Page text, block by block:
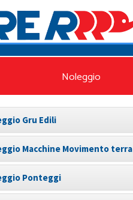
Noleggio
Gru Edili
Macchine Movimento terra
Ponteggi